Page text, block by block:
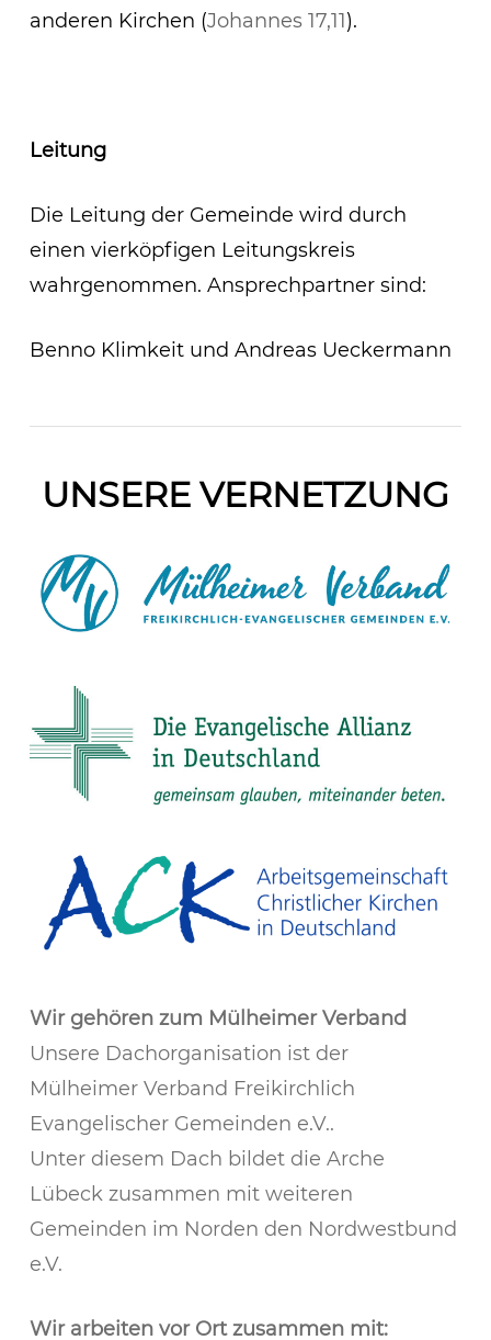
anderen Kirchen (Johannes 17,11).
Leitung
Die Leitung der Gemeinde wird durch
einen vierköpfigen Leitungskreis
wahrgenommen. Ansprechpartner sind:
Benno Klimkeit und Andreas Ueckermann
UNSERE VERNETZUNG
Wir gehören zum Mülheimer Verband
Unsere Dachorganisation ist der
Mülheimer Verband Freikirchlich
Evangelischer Gemeinden e.V..
​Unter diesem Dach bildet die Arche
Lübeck zusammen mit weiteren
Gemeinden im Norden den Nordwestbund
e.V.
Wir arbeiten vor Ort zusammen mit: